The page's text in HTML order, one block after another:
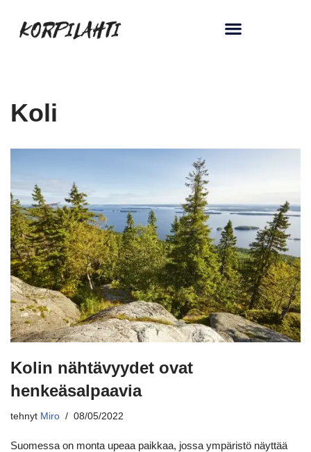
Siirry
Koli
Kolin nähtävyydet ovat
henkeäsalpaavia
tehnyt Miro 08/05/2022
Suomessa on monta upeaa paikkaa, jossa ympäristö näyttää